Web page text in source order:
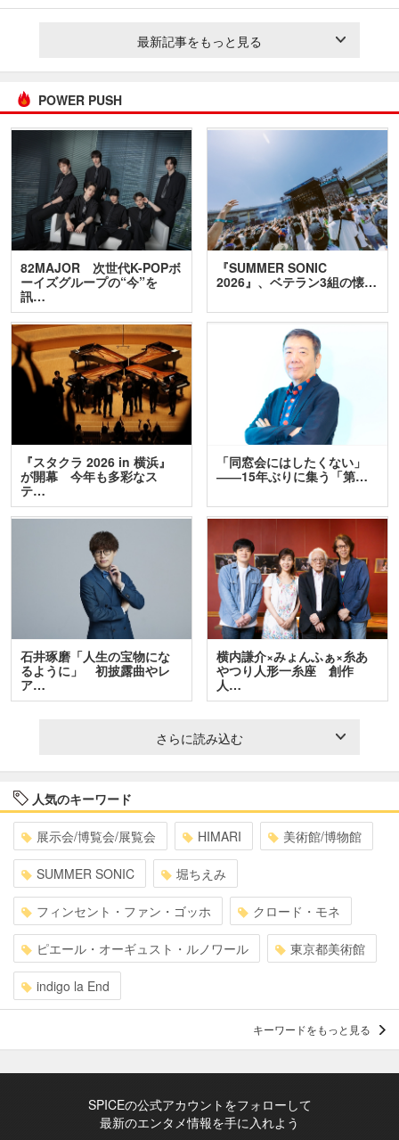
最新記事をもっと見る
POWER PUSH
82MAJOR 次世代K-POPボ
ーイズグループの“今”を
訊…
『SUMMER SONIC
2026』、ベテラン3組の懐…
『スタクラ 2026 in 横浜』
が開幕 今年も多彩なス
テ…
「同窓会にはしたくない」
――15年ぶりに集う「第…
石井琢磨「人生の宝物にな
るように」 初披露曲やレ
ア…
横内謙介×みょんふぁ×糸あ
やつり人形一糸座 創作
人…
さらに読み込む
人気のキーワード
展示会/博覧会/展覧会 HIMARI 美術館/博物館
SUMMER SONIC 堀ちえみ
フィンセント・ファン・ゴッホ クロード・モネ
ピエール・オーギュスト・ルノワール 東京都美術館
indigo la End
キーワードをもっと見る
SPICEの公式アカウントをフォローして
最新のエンタメ情報を手に入れよう